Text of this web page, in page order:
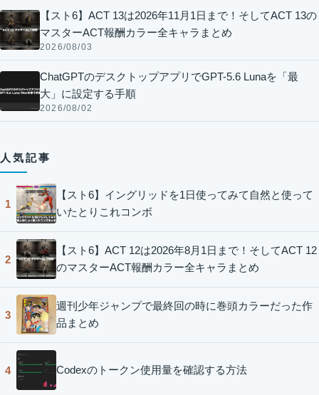
【スト6】ACT 13は2026年11月1日まで！そしてACT 13の
マスターACT報酬カラー全キャラまとめ
2026/08/03
ChatGPTのデスクトップアプリでGPT-5.6 Lunaを「最
大」に設定する手順
2026/08/02
人気記事
1
【スト6】イングリッドを1日使ってみて自然と使って
いたとりこれコンボ
2
【スト6】ACT 12は2026年8月1日まで！そしてACT 12
のマスターACT報酬カラー全キャラまとめ
3
週刊少年ジャンプで最終回の時に巻頭カラーだった作
品まとめ
4 Codexのトークン使用量を確認する方法